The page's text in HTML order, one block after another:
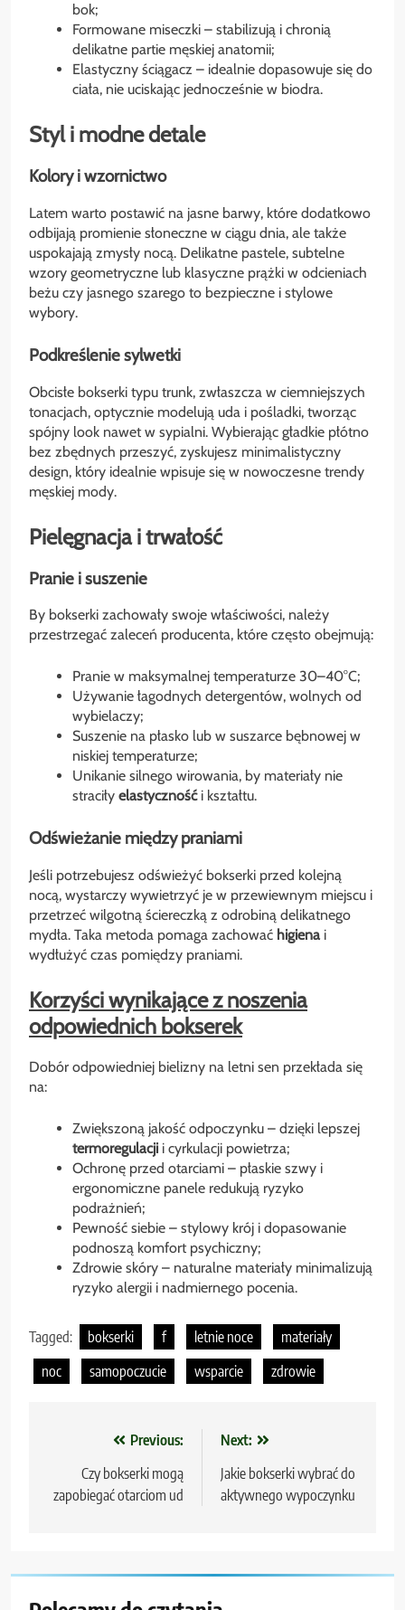
bok;
Formowane miseczki – stabilizują i chronią
delikatne partie męskiej anatomii;
Elastyczny ściągacz – idealnie dopasowuje się do
ciała, nie uciskając jednocześnie w biodra.
Styl i modne detale
Kolory i wzornictwo
Latem warto postawić na jasne barwy, które dodatkowo
odbijają promienie słoneczne w ciągu dnia, ale także
uspokajają zmysły nocą. Delikatne pastele, subtelne
wzory geometryczne lub klasyczne prążki w odcieniach
beżu czy jasnego szarego to bezpieczne i stylowe
wybory.
Podkreślenie sylwetki
Obcisłe bokserki typu trunk, zwłaszcza w ciemniejszych
tonacjach, optycznie modelują uda i pośladki, tworząc
spójny look nawet w sypialni. Wybierając gładkie płótno
bez zbędnych przeszyć, zyskujesz minimalistyczny
design, który idealnie wpisuje się w nowoczesne trendy
męskiej mody.
Pielęgnacja i trwałość
Pranie i suszenie
By bokserki zachowały swoje właściwości, należy
przestrzegać zaleceń producenta, które często obejmują:
Pranie w maksymalnej temperaturze 30–40°C;
Używanie łagodnych detergentów, wolnych od
wybielaczy;
Suszenie na płasko lub w suszarce bębnowej w
niskiej temperaturze;
Unikanie silnego wirowania, by materiały nie
straciły elastycznośći kształtu.
Odświeżanie między praniami
Jeśli potrzebujesz odświeżyć bokserki przed kolejną
nocą, wystarczy wywietrzyć je w przewiewnym miejscu i
przetrzeć wilgotną ściereczką z odrobiną delikatnego
mydła. Taka metoda pomaga zachować higienai
wydłużyć czas pomiędzy praniami.
Korzyści wynikające z noszenia
odpowiednich bokserek
Dobór odpowiedniej bielizny na letni sen przekłada się
na:
Zwiększoną jakość odpoczynku – dzięki lepszej
termoregulacji i cyrkulacji powietrza;
Ochronę przed otarciami – płaskie szwy i
ergonomiczne panele redukują ryzyko
podrażnień;
Pewność siebie – stylowy krój i dopasowanie
podnoszą komfort psychiczny;
Zdrowie skóry – naturalne materiały minimalizują
ryzyko alergii i nadmiernego pocenia.
Tagged: bokserki f letnie noce
materiały
noc
samopoczucie wsparcie zdrowie
Nawigacja
wpisu
Previous:
Czy bokserki mogą
zapobiegać otarciom ud
Next:
Jakie bokserki wybrać do
aktywnego wypoczynku